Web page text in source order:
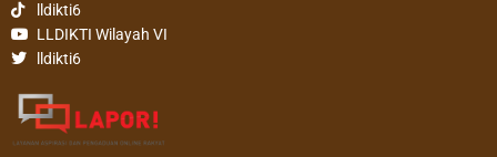
lldikti6
LLDIKTI Wilayah VI
lldikti6